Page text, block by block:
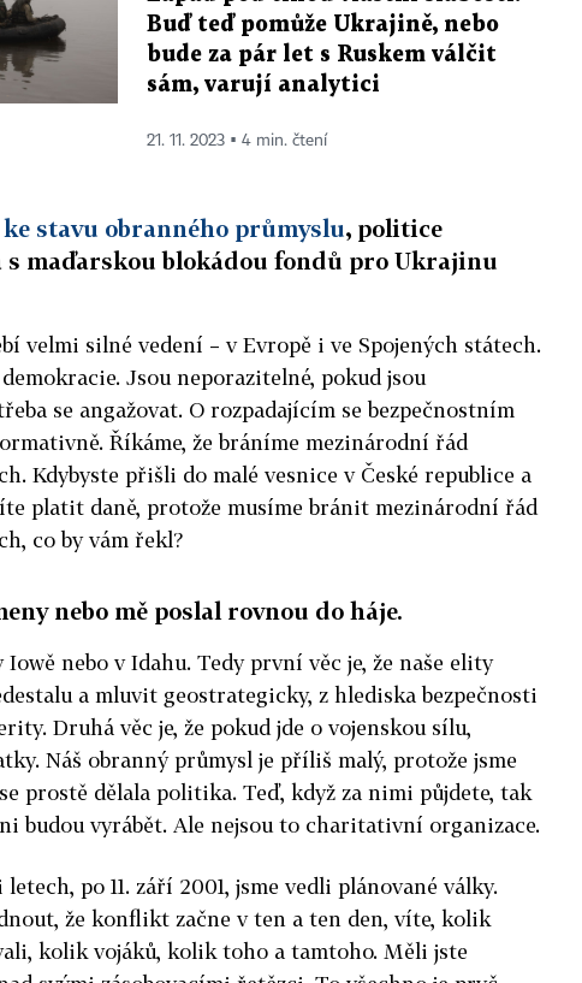
Buď teď pomůže Ukrajině, nebo
bude za pár let s Ruskem válčit
sám, varují analytici
21. 11. 2023 ▪ 4 min. čtení
ke stavu obranného průmyslu, politice
s maďarskou blokádou fondů pro Ukrajinu
velmi silné vedení – v Evropě i ve Spojených státech.
Jsou neporazitelné, pokud jsou
se angažovat. O rozpadajícím se bezpečnostním
Říkáme, že bráníme mezinárodní řád
Kdybyste přišli do malé vesnice v České republice a
platit daně, protože musíme bránit mezinárodní řád
co by vám řekl?
nebo mě poslal rovnou do háje.
Iowě nebo v Idahu. Tedy první věc je, že naše elity
a mluvit geostrategicky, z hlediska bezpečnosti
Druhá věc je, že pokud jde o vojenskou sílu,
Náš obranný průmysl je příliš malý, protože jsme
prostě dělala politika. Teď, když za nimi půjdete, tak
budou vyrábět. Ale nejsou to charitativní organizace.
po 11. září 2001, jsme vedli plánované války.
že konflikt začne v ten a ten den, víte, kolik
kolik vojáků, kolik toho a tamtoho. Měli jste